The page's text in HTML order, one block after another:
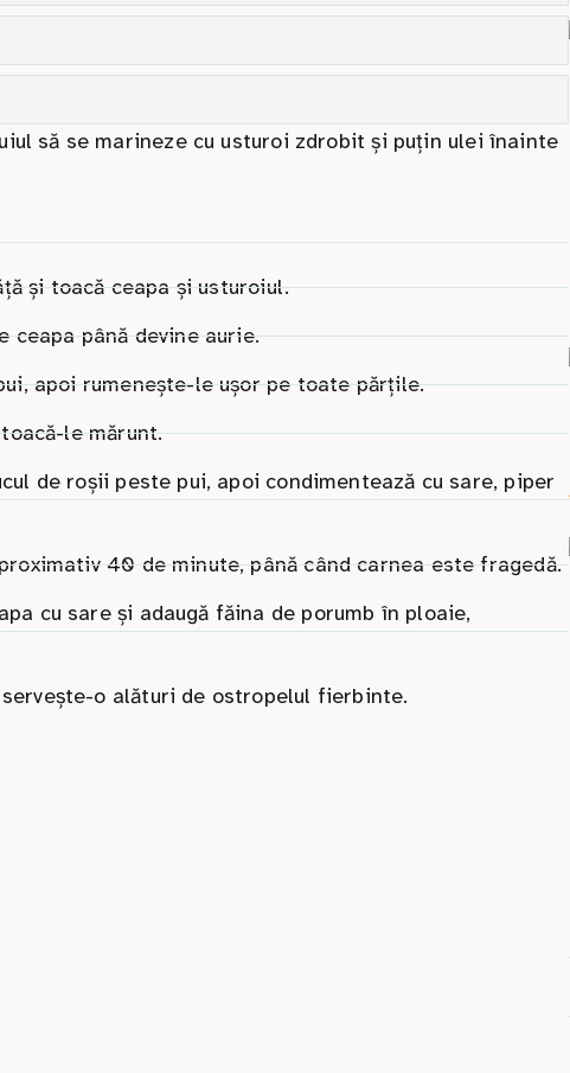
să se marineze cu usturoi zdrobit și puțin ulei înainte
și toacă ceapa și usturoiul.
până devine aurie.
apoi rumenește-le ușor pe toate părțile.
le mărunt.
de roșii peste pui, apoi condimentează cu sare, piper
40 de minute, până când carnea este fragedă.
cu sare și adaugă făina de porumb în ploaie,
o alături de ostropelul fierbinte.